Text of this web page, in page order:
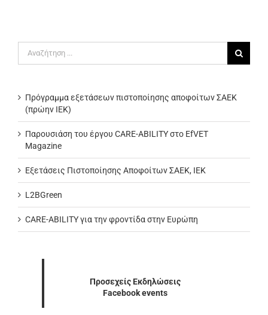
Πρόγραμμα εξετάσεων πιστοποίησης αποφοίτων ΣΑΕΚ
(πρώην ΙΕΚ)
Παρουσιάση του έργου CARE-ABILITY στο EfVET
Magazine
Εξετάσεις Πιστοποίησης Αποφοίτων ΣΑΕΚ, ΙΕΚ
L2BGreen
CARE-ABILITY για την φροντίδα στην Ευρώπη
Προσεχείς Εκδηλώσεις
Facebook events